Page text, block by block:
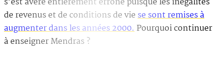
de revenus et de conditions de viese sont remises à
augmenter dans les années 2000.Pourquoi continuer
à enseigner Mendras ?